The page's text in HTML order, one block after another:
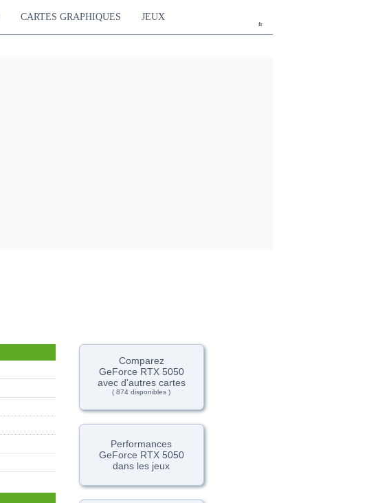
fr
CARTES GRAPHIQUES JEUX
Comparez
GeForce RTX 5050
avec d'autres cartes
( 874 disponibles )
Performances
GeForce RTX 5050
dans les jeux